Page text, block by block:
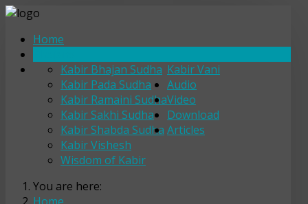
Home
Kabir Vani
Kabir Bhajan Sudha
Kabir Pada Sudha
Kabir Ramaini Sudha
Kabir Sakhi Sudha
Kabir Shabda Sudha
Kabir Vishesh
Wisdom of Kabir
Audio
Video
Download
Articles
You are here: